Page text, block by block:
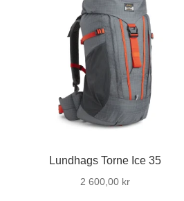
Lundhags Torne Ice 35
2 600,00 kr